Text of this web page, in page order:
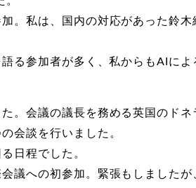
。私は、国内の対応があった鈴
る参加者が多く、私からもAIに
会議の議長を務める英国のドネ
会談を行いました。
日程でした。
への初参加。緊張もしましたが